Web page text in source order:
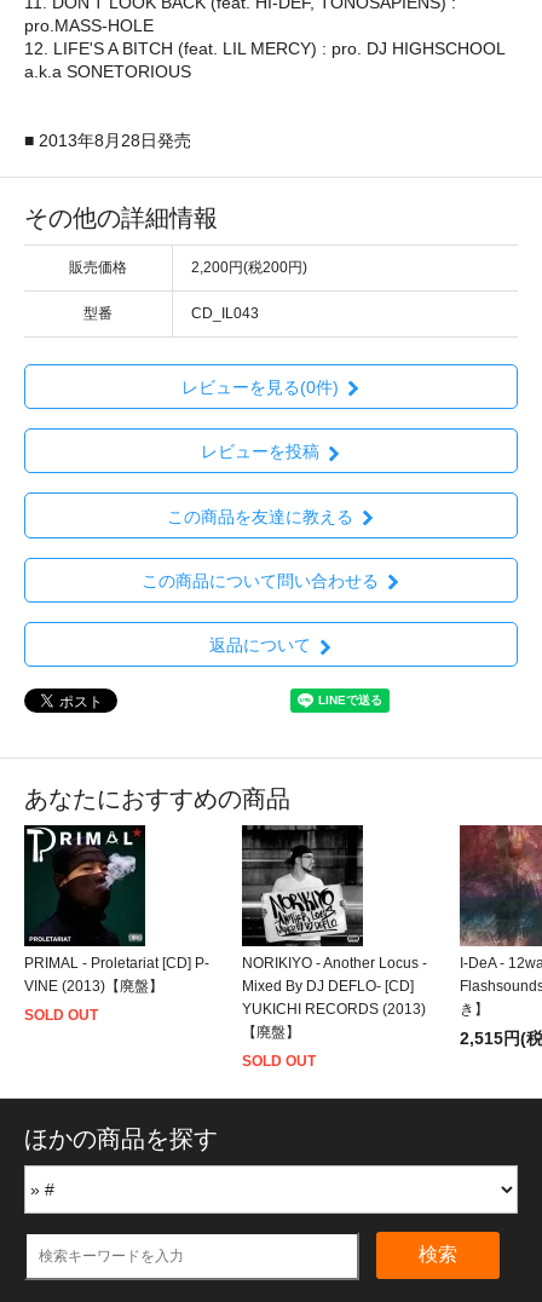
pro.MASS-HOLE
12. LIFE'S A BITCH (feat. LIL MERCY) : pro. DJ HIGHSCHOOL
a.k.a SONETORIOUS
■ 2013年8月28日発売
その他の詳細情報
販売価格 2,200円(税200円)
型番 CD_IL043
レビューを見る(0件)
レビューを投稿
この商品を友達に教える
この商品について問い合わせる
返品について
あなたにおすすめの商品
PRIMAL - Proletariat [CD] P-
VINE (2013)【廃盤】
SOLD OUT
NORIKIYO - Another Locus -
Mixed By DJ DEFLO- [CD]
YUKICHI RECORDS (2013)
【廃盤】
SOLD OUT
I-DeA -
き】
2,515円(
ほかの商品を探す
検索